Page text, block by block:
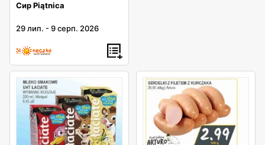
Сир Piątnica
29 лип. -9 серп. 2026